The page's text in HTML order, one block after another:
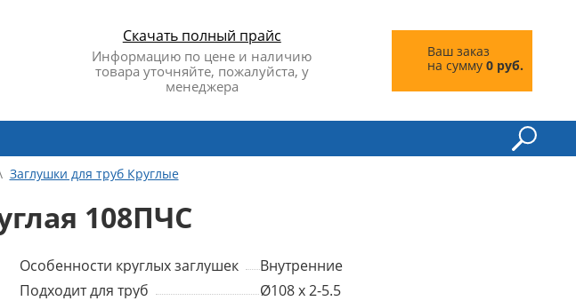
Скачать полный прайс
Информацию по цене и наличию
товара уточняйте, пожалуйста, у
менеджера
Ваш заказ
на сумму 0 руб.
Заглушки для труб Круглые
108ПЧС
Особенности круглых заглушек
Внутренние
Подходит для труб
Ø108 x 2-5.5